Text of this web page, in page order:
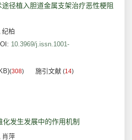
径植入胆道金属支架治疗恶性梗阻
, 纪柏
10.3969/j.issn.1001-
(308) 施引文献 (14)
发生发展中的作用机制
, 肖萍